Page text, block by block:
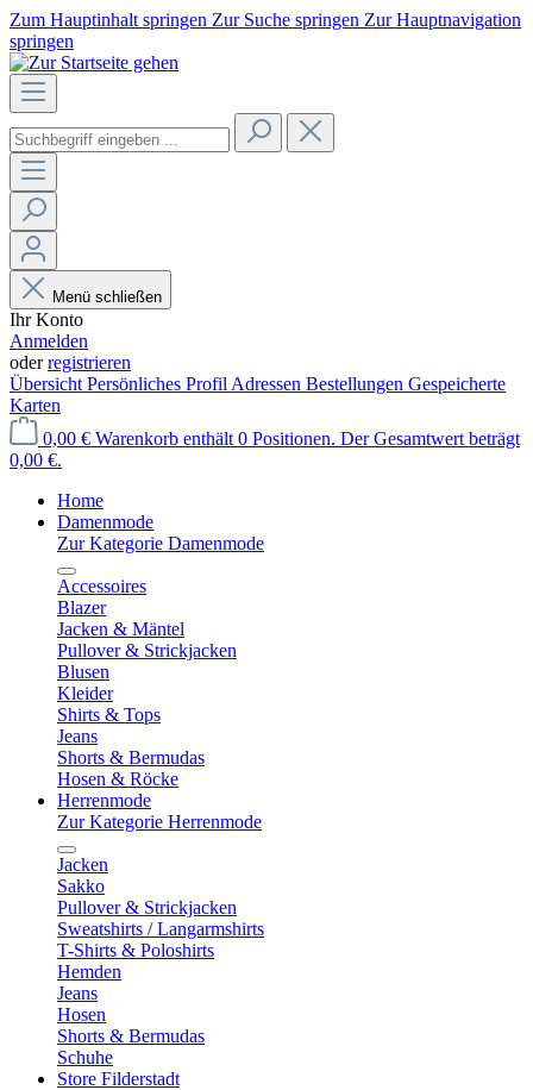
Zum Hauptinhalt springen Zur Suche springen Zur Hauptnavigation
springen
Menü schließen
Ihr Konto
Anmelden
oderregistrieren
Übersicht Persönliches Profil Adressen Bestellungen Gespeicherte
Karten
0,00 € Warenkorb enthält 0 Positionen. Der Gesamtwert beträgt
0,00 €.
Home
Damenmode
Zur Kategorie Damenmode
Accessoires
Blazer
Jacken & Mäntel
Pullover & Strickjacken
Blusen
Kleider
Shirts & Tops
Jeans
Shorts & Bermudas
Hosen & Röcke
Herrenmode
Zur Kategorie Herrenmode
Jacken
Sakko
Pullover & Strickjacken
Sweatshirts / Langarmshirts
T-Shirts & Poloshirts
Hemden
Jeans
Hosen
Shorts & Bermudas
Schuhe
Store Filderstadt